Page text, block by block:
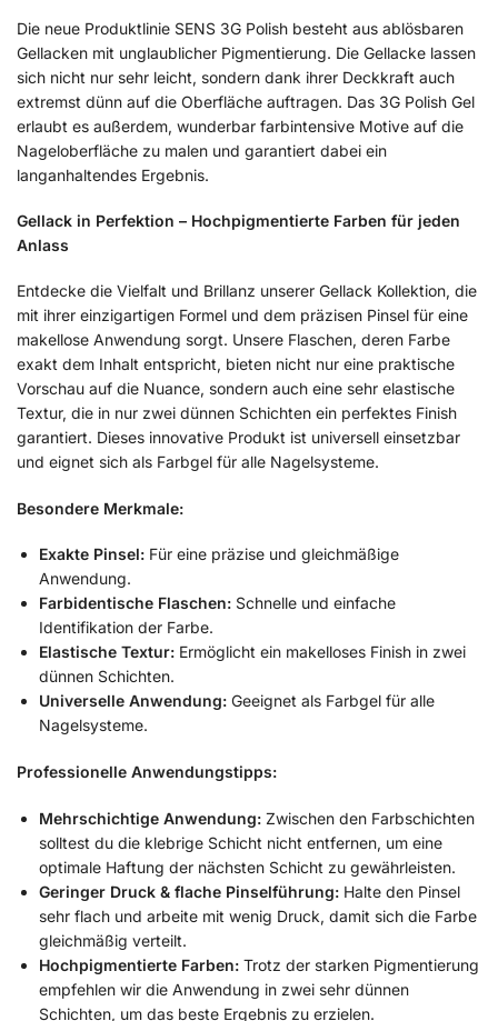
Die neue Produktlinie SENS 3G Polish besteht aus ablösbaren
Gellacken mit unglaublicher Pigmentierung. Die Gellacke lassen
sich nicht nur sehr leicht, sondern dank ihrer Deckkraft auch
extremst dünn auf die Oberfläche auftragen. Das 3G Polish Gel
erlaubt es außerdem, wunderbar farbintensive Motive auf die
Nageloberfläche zu malen und garantiert dabei ein
langanhaltendes Ergebnis.
Gellack in Perfektion – Hochpigmentierte Farben für jeden
Anlass
Entdecke die Vielfalt und Brillanz unserer Gellack Kollektion, die
mit ihrer einzigartigen Formel und dem präzisen Pinsel für eine
makellose Anwendung sorgt. Unsere Flaschen, deren Farbe
exakt dem Inhalt entspricht, bieten nicht nur eine praktische
Vorschau auf die Nuance, sondern auch eine sehr elastische
Textur, die in nur zwei dünnen Schichten ein perfektes Finish
garantiert. Dieses innovative Produkt ist universell einsetzbar
und eignet sich als Farbgel für alle Nagelsysteme.
Besondere Merkmale:
Exakte Pinsel: Für eine präzise und gleichmäßige
Anwendung.
Farbidentische Flaschen: Schnelle und einfache
Identifikation der Farbe.
Elastische Textur: Ermöglicht ein makelloses Finish in zwei
dünnen Schichten.
Universelle Anwendung: Geeignet als Farbgel für alle
Nagelsysteme.
Professionelle Anwendungstipps:
Mehrschichtige Anwendung: Zwischen den Farbschichten
solltest du die klebrige Schicht nicht entfernen, um eine
optimale Haftung der nächsten Schicht zu gewährleisten.
Geringer Druck & flache Pinselführung: Halte den Pinsel
sehr flach und arbeite mit wenig Druck, damit sich die Farbe
gleichmäßig verteilt.
Hochpigmentierte Farben: Trotz der starken Pigmentierung
empfehlen wir die Anwendung in zwei sehr dünnen
Schichten, um das beste Ergebnis zu erzielen.